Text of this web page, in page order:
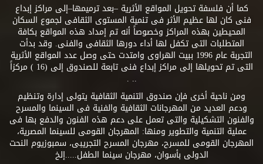
كما أن فلسفة تحويل المواقع الأثرية –بعد ترميمها–إلى مراكز إبداع
فنى كان لها عظيم الأثر فى تنمية المستوى الثقافى لجموع السكان
المحيطين بهذه المراكز وخصوصاً أنه تم إمداد هذه المواقع بكافة
المتطلبات التى تكفل لها أداء دورها الثقافى والفنى. وقد بدأت
التجربة عام 1996 ببيت الهراوى وامتدت حتى وصل عدد المواقع الأثرية
التى تم تحويلها إلى مراكز إبداع فنى تابعة للصندوق إلى (16 ) مركزاً
.. .
ومن ناحية أخرى فإن صندوق التنمية الثقافية يتولى إدارة وتنظيم
ودعم العديد من المهرجانات الثقافية والفنية فى السينما والمسرح
والفنون التشكيلية والتى تعمل على دعم هذه الفنون والدفع بها فى
عملية التنمية والتطوير ومنها: المهرجان القومى للسينما المصرية،
المهرجان القومى للمسرح، مهرجان المسرح التجريبى، سمبوزيوم النحت
الدولى بأسوان، مهرجان سينما الطفل.....إلخ